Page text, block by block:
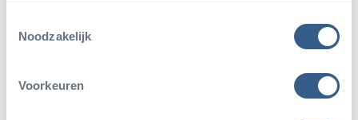
Noodzakelijk
Voorkeuren